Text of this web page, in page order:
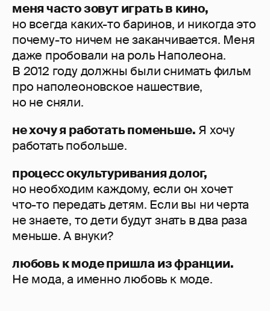
меня часто зовут играть в кино,
но всегда каких-то баринов, и никогда это
почему-то ничем не заканчивается. Меня
даже пробовали на роль Наполеона.
В 2012 году должны были снимать фильм
про наполеоновское нашествие,
но не сняли.
не хочу я работать поменьше. Я хочу
работать побольше.
процесс окультуривания долог,
но необходим каждому, если он хочет
что-то передать детям. Если вы ни черта
не знаете, то дети будут знать в два раза
меньше. А внуки?
любовь к моде пришла из франции.
Не мода, а именно любовь к моде.